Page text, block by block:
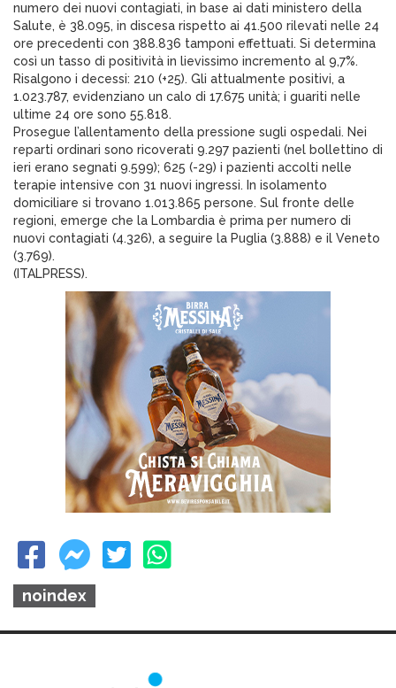
numero dei nuovi contagiati, in base ai dati ministero della
Salute, è 38.095, in discesa rispetto ai 41.500 rilevati nelle 24
ore precedenti con 388.836 tamponi effettuati. Si determina
così un tasso di positività in lievissimo incremento al 9,7%.
Risalgono i decessi: 210 (+25). Gli attualmente positivi, a
1.023.787, evidenziano un calo di 17.675 unità; i guariti nelle
ultime 24 ore sono 55.818.
Prosegue l’allentamento della pressione sugli ospedali. Nei
reparti ordinari sono ricoverati 9.297 pazienti (nel bollettino di
ieri erano segnati 9.599); 625 (-29) i pazienti accolti nelle
terapie intensive con 31 nuovi ingressi. In isolamento
domiciliare si trovano 1.013.865 persone. Sul fronte delle
regioni, emerge che la Lombardia è prima per numero di
nuovi contagiati (4.326), a seguire la Puglia (3.888) e il Veneto
(3.769).
(ITALPRESS).
noindex